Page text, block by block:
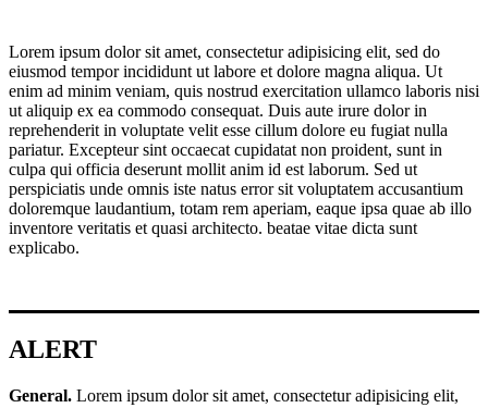
Lorem ipsum dolor sit amet, consectetur adipisicing elit, sed do
eiusmod tempor incididunt ut labore et dolore magna aliqua. Ut
enim ad minim veniam, quis nostrud exercitation ullamco laboris nisi
ut aliquip ex ea commodo consequat. Duis aute irure dolor in
reprehenderit in voluptate velit esse cillum dolore eu fugiat nulla
pariatur. Excepteur sint occaecat cupidatat non proident, sunt in
culpa qui officia deserunt mollit anim id est laborum. Sed ut
perspiciatis unde omnis iste natus error sit voluptatem accusantium
doloremque laudantium, totam rem aperiam, eaque ipsa quae ab illo
inventore veritatis et quasi architecto. beatae vitae dicta sunt
explicabo.
ALERT
General. Lorem ipsum dolor sit amet, consectetur adipisicing elit,